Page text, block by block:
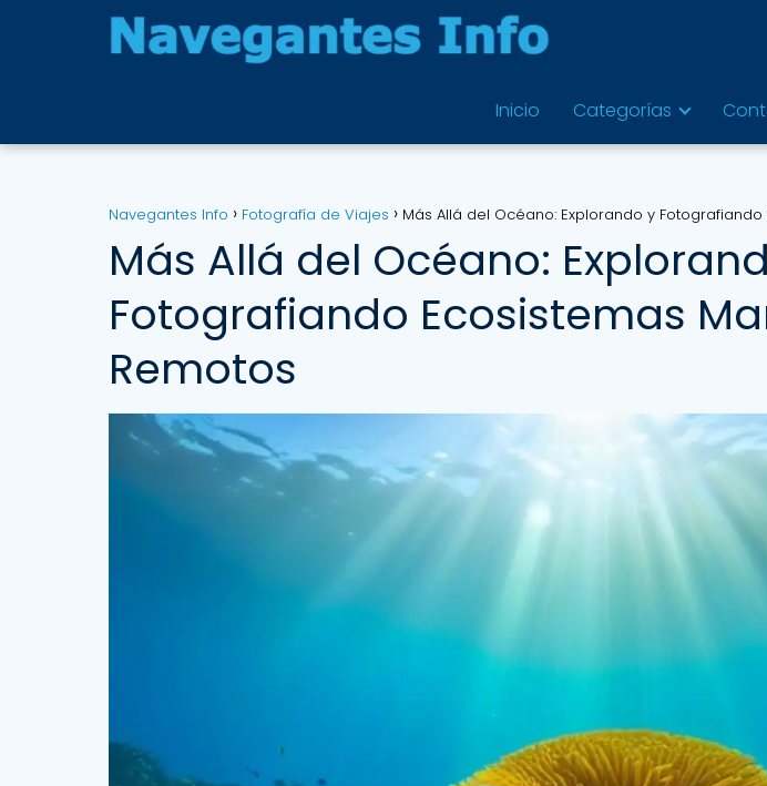
Inicio Categorías
Navegantes Info Fotografía de Viajes Más Allá del Océano: Explorando y
Más Allá del Océano:
Fotografiando Ecosistemas
Remotos